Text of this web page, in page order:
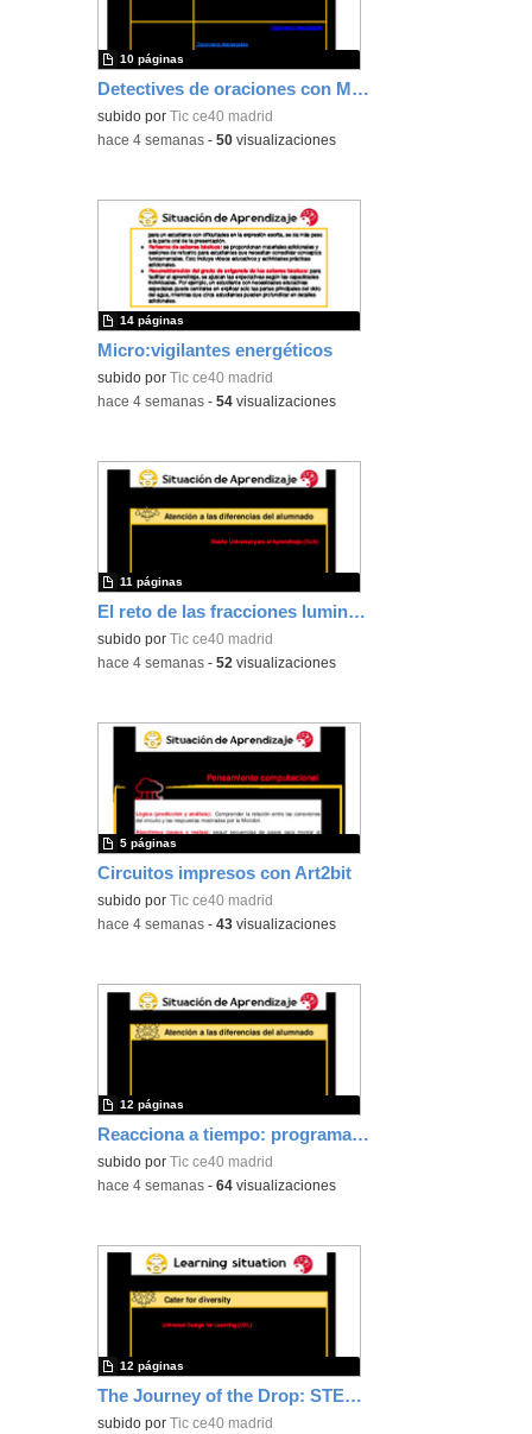
Detectives de oraciones con Micro:bit 4º
subido por Tic ce40 madrid
10 páginas
-hace 4 semanas -50 visualizaciones
Micro:vigilantes energéticos
subido por Tic ce40 madrid
14 páginas
-hace 4 semanas -54 visualizaciones
El reto de las fracciones luminosas
subido por Tic ce40 madrid
11 páginas
-hace 4 semanas -52 visualizaciones
Circuitos impresos con Art2bit
subido por Tic ce40 madrid
5 páginas
-hace 4 semanas -43 visualizaciones
Reacciona a tiempo: programación y reflejos con Micro:bit
subido por Tic ce40 madrid
12 páginas
-hace 4 semanas -64 visualizaciones
The Journey of the Drop: STEAM Hydrological Cycle
subido por Tic ce40 madrid
12 páginas